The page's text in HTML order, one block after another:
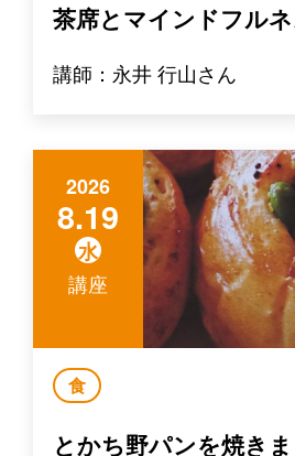
茶席とマインドフル
講師：永井 行山さん
2026
8.19
水
講座
食
とかち野パンを焼き